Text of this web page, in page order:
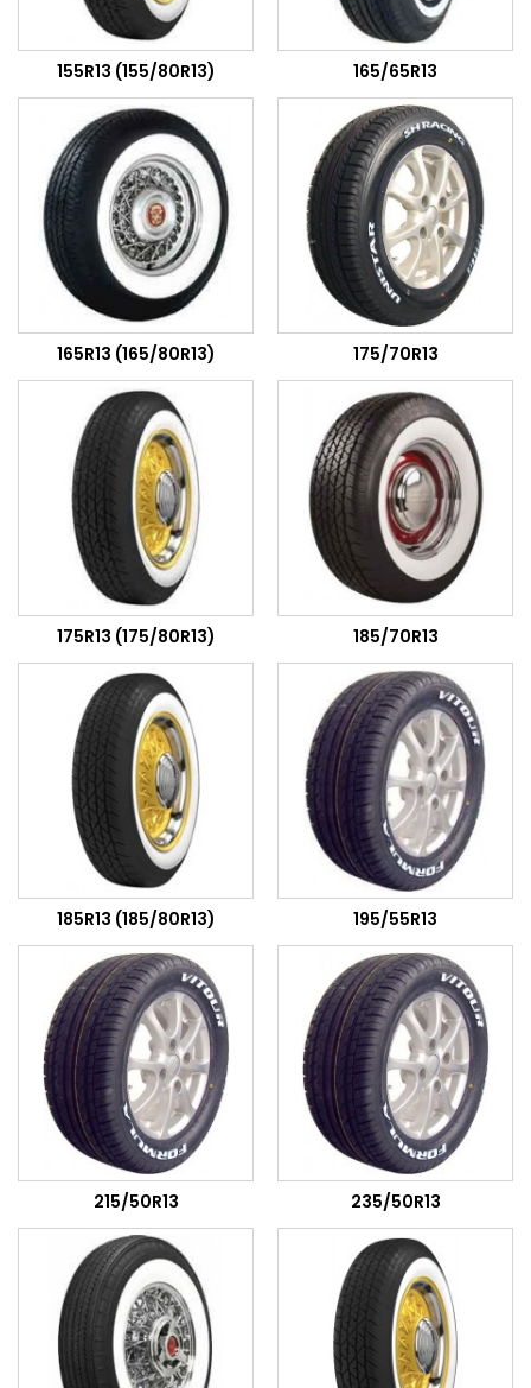
155R13 (155/80R13) 165/65R13
165R13 (165/80R13) 175/70R13
175R13 (175/80R13) 185/70R13
185R13 (185/80R13) 195/55R13
215/50R13 235/50R13